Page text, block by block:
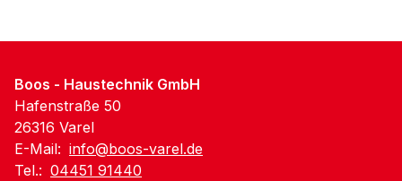
Boos - Haustechnik GmbH
Hafenstraße 50
26316 Varel
E-Mail: info@boos-varel.de
Tel.: 04451 91440